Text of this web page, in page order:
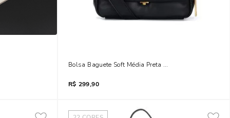
Bolsa Baguete Soft Média Preta Alça Dupla
R$ 299,90